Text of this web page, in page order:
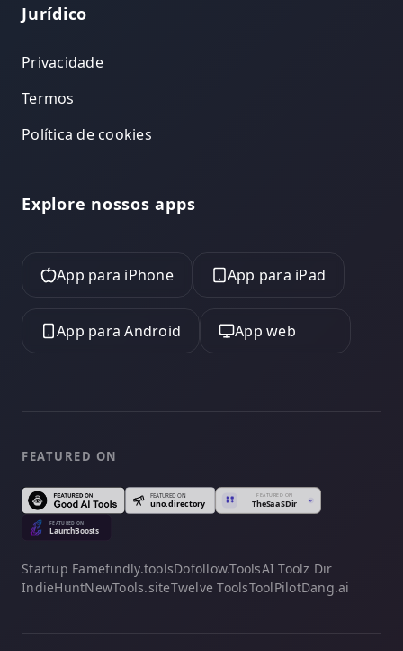
Jurídico
Privacidade
Termos
Política de cookies
Explore nossos apps
App para iPhone App para iPad
App para Android App web
FEATURED ON
Startup Famefindly.toolsDofollow.ToolsAI Toolz Dir
IndieHuntNewTools.siteTwelve ToolsToolPilotDang.ai